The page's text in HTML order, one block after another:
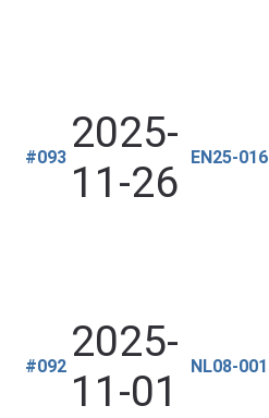
#093 2025-
11-26
EN25-016
#092 2025-
11-01
NL08-001